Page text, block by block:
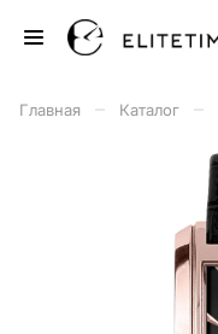
Главная Каталог